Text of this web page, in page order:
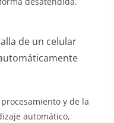
y de la
automático,